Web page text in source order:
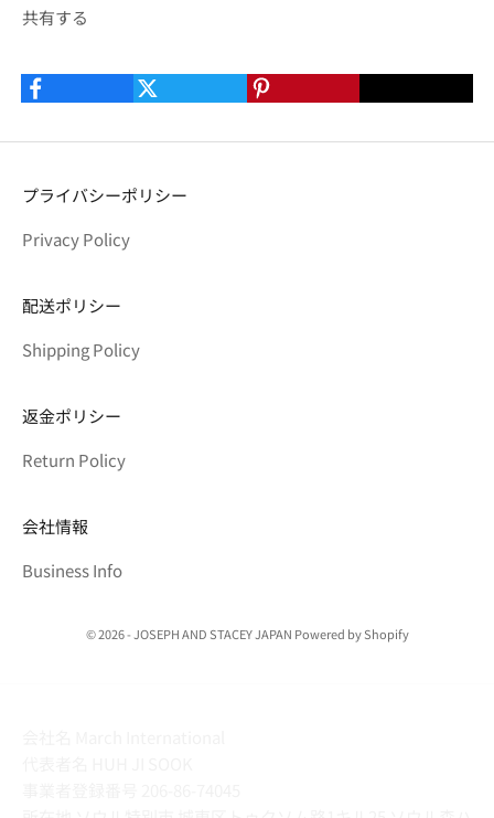
共有する
プライバシーポリシー
Privacy Policy
配送ポリシー
Shipping Policy
返金ポリシー
Return Policy
会社情報
Business Info
© 2026 - JOSEPH AND STACEY JAPAN Powered by Shopify